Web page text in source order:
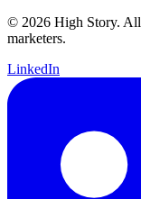
© 2026 High Story. All
marketers.
LinkedIn